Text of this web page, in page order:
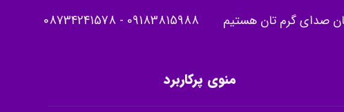
صدای گرم تان هستیم 09183815988
-
08734241578
منوی پرکاربرد